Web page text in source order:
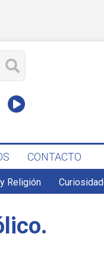
CONTACTO
Religión